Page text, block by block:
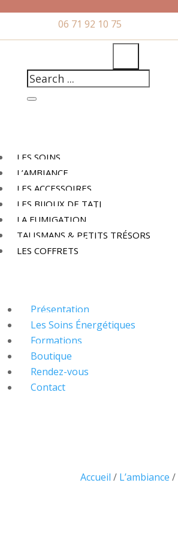
06 71 92 10 75
LES SOINS
L’AMBIANCE
LES ACCESSOIRES
LES BIJOUX DE TATI
LA FUMIGATION
TALISMANS & PETITS TRÉSORS
LES COFFRETS
Présentation
Les Soins Énergétiques
Formations
Boutique
Rendez-vous
Contact
Accueil / L’ambiance /